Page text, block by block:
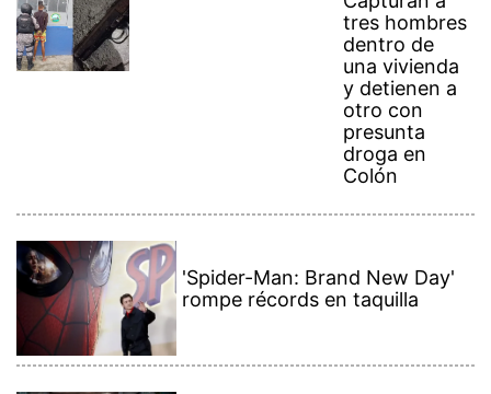
tres hombres
dentro de
una vivienda
y detienen a
otro con
presunta
droga en
Colón
'Spider-Man: Brand New Day'
rompe récords en taquilla